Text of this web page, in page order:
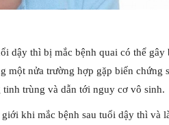
dậy thì bị mắc bệnh quai có thể
một nửa trường hợp gặp biến chứng
trùng và dẫn tới nguy cơ vô sinh.
khi mắc bệnh sau tuổi dậy thì và